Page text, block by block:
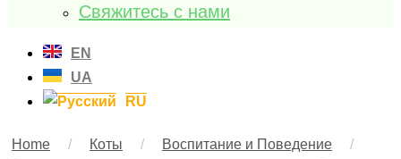
Свяжитесь с нами
EN
UA
RU
Home / Коты / Воспитание и Поведение
/